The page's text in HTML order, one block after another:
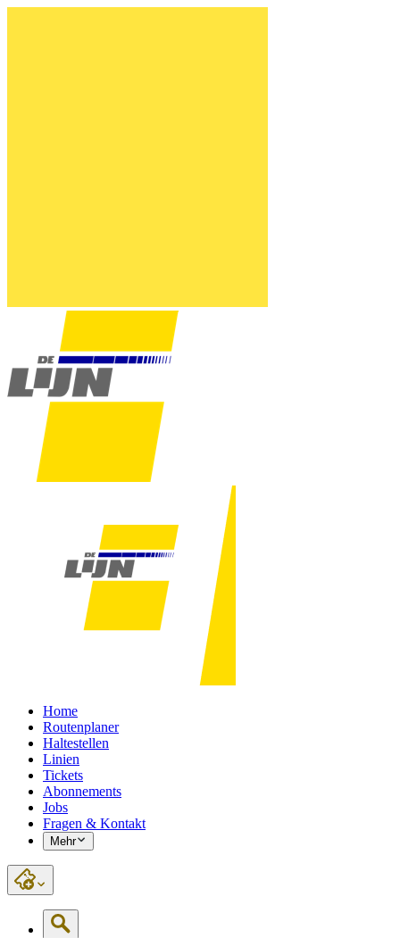
Home
Routenplaner
Haltestellen
Linien
Tickets
Abonnements
Jobs
Fragen & Kontakt
Mehr